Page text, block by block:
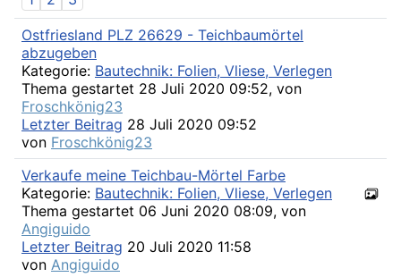
Ostfriesland PLZ 26629 - Teichbaumörtel
abzugeben
Kategorie: Bautechnik: Folien, Vliese, Verlegen
Thema gestartet 28 Juli 2020 09:52, von
Froschkönig23
Letzter Beitrag 28 Juli 2020 09:52
von Froschkönig23
Verkaufe meine Teichbau-Mörtel Farbe
Kategorie: Bautechnik: Folien, Vliese, Verlegen
Thema gestartet 06 Juni 2020 08:09, von
Angiguido
Letzter Beitrag 20 Juli 2020 11:58
von Angiguido